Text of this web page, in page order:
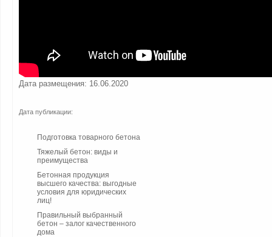
Дата размещения: 16.06.2020
Дата публикации:
Подготовка товарного бетона
Тяжелый бетон: виды и
преимущества
Бетонная продукция
высшего качества: выгодные
условия для юридических
лиц!
Правильный выбранный
бетон – залог качественного
дома